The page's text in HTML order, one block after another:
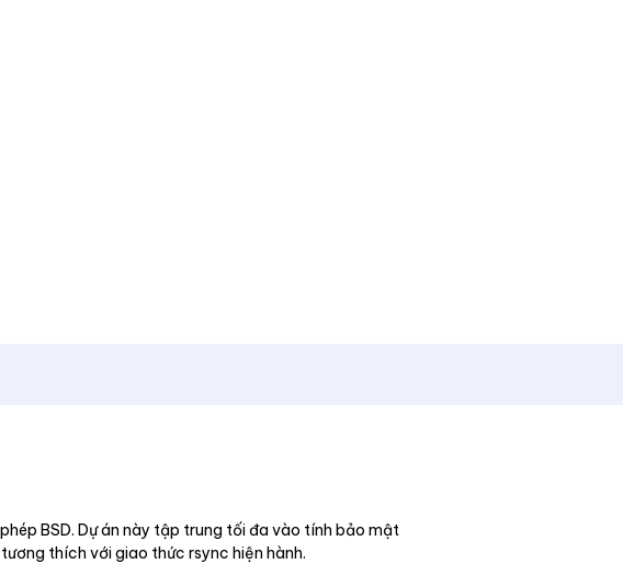
BSD. Dự án này tập trung tối đa vào tính bảo mật
thích với giao thức rsync hiện hành.